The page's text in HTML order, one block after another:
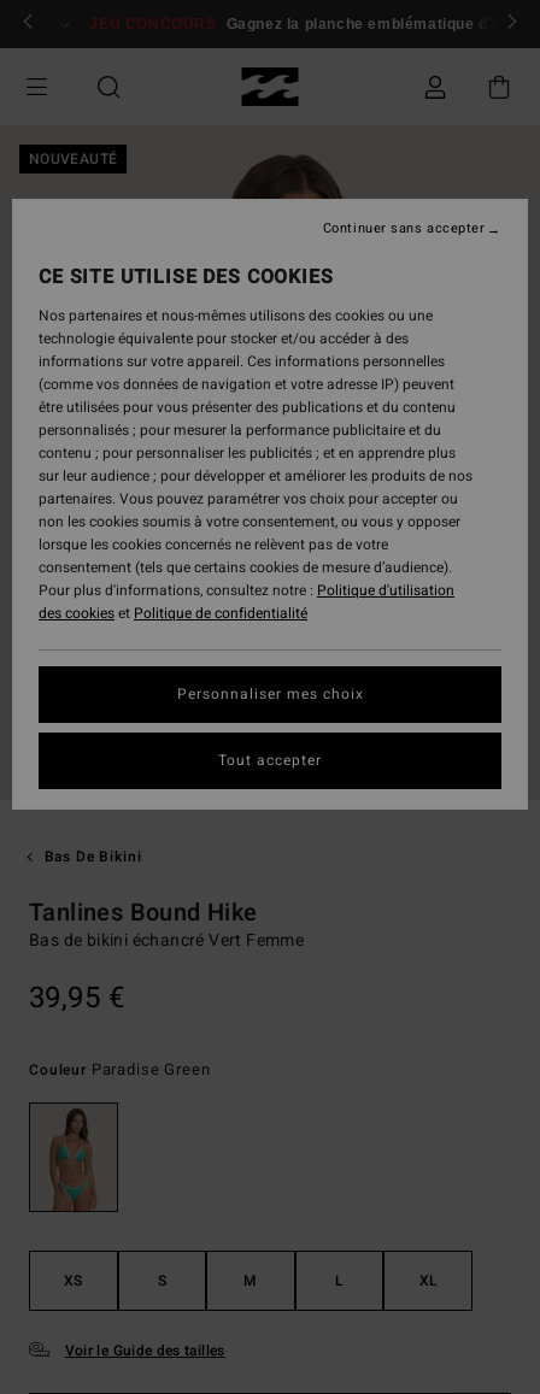
Passer
Se connecter / s'inscrire
JEU CONCOURS Gagnez la planche emblématique d'Andy
NOUVEAUTÉ
Bas De Bikini
Tanlines Bound Hike
Bas de bikini échancré Vert Femme
39,95 €
Couleur Paradise Green
XS S M L XL
Voir le Guide des tailles
CE SITE UTILISE DES COOKIES
Nos partenaires et nous-mêmes utilisons des cookies ou une
technologie équivalente pour stocker et/ou accéder à des
informations sur votre appareil. Ces informations personnelles
(comme vos données de navigation et votre adresse IP) peuvent
être utilisées pour vous présenter des publications et du contenu
personnalisés ; pour mesurer la performance publicitaire et du
contenu ; pour personnaliser les publicités ; et en apprendre plus
sur leur audience ; pour développer et améliorer les produits de nos
partenaires. Vous pouvez paramétrer vos choix pour accepter ou
non les cookies soumis à votre consentement, ou vous y opposer
lorsque les cookies concernés ne relèvent pas de votre
consentement (tels que certains cookies de mesure d’audience).
Pour plus d'informations, consultez notre : Politique d'utilisation
des cookieset Politique de confidentialité
Personnaliser mes choix
Continuer sans accepter
Tout accepter